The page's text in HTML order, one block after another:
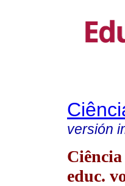
versión
Ciência
educ.